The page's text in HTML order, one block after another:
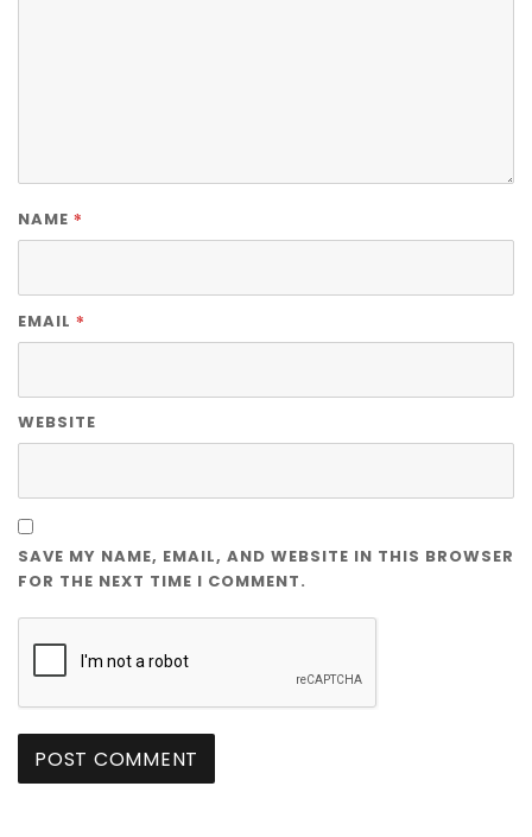
NAME *
EMAIL *
WEBSITE
SAVE MY NAME, EMAIL, AND WEBSITE IN THIS BROWSER
FOR THE NEXT TIME I COMMENT.